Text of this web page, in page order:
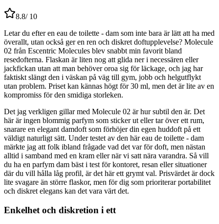
8.8/ 10
Letar du efter en eau de toilette - dam som inte bara är lätt att ha med
överallt, utan också ger en ren och diskret doftupplevelse? Molecule
02 från Escentric Molecules blev snabbt min favorit bland
resedofterna. Flaskan är liten nog att glida ner i necessären eller
jackfickan utan att man behöver oroa sig för läckage, och jag har
faktiskt slängt den i väskan på väg till gym, jobb och helgutflykt
utan problem. Priset kan kännas högt för 30 ml, men det är lite av en
kompromiss för den smidiga storleken.
Det jag verkligen gillar med Molecule 02 är hur subtil den är. Det
här är ingen blommig parfym som sticker ut eller tar över ett rum,
snarare en elegant damdoft som förhöjer din egen huddoft på ett
väldigt naturligt sätt. Under testet av den här eau de toilette - dam
märkte jag att folk ibland frågade vad det var för doft, men nästan
alltid i samband med en kram eller när vi satt nära varandra. Så vill
du ha en parfym dam bäst i test för kontoret, resan eller situationer
där du vill hålla låg profil, är det här ett grymt val. Prisvärdet är dock
lite svagare än större flaskor, men för dig som prioriterar portabilitet
och diskret elegans kan det vara värt det.
Enkelhet och diskretion i ett